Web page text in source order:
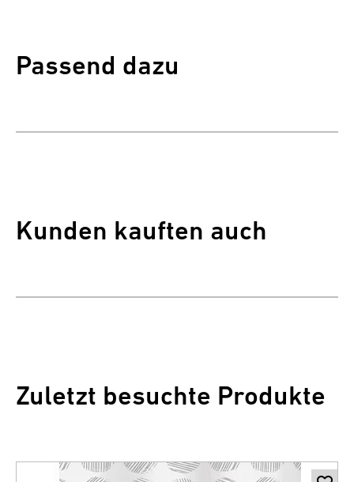
Passend dazu
Kunden kauften auch
Zuletzt besuchte Produkte